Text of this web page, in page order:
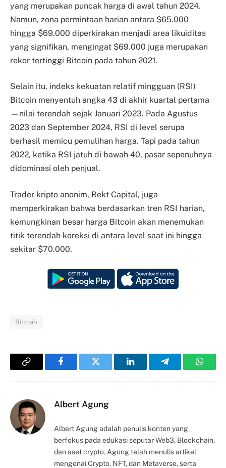
yang merupakan puncak harga di awal tahun 2024.
Namun, zona permintaan harian antara $65.000
hingga $69.000 diperkirakan menjadi area likuiditas
yang signifikan, mengingat $69.000 juga merupakan
rekor tertinggi Bitcoin pada tahun 2021.
Selain itu, indeks kekuatan relatif mingguan (RSI)
Bitcoin menyentuh angka 43 di akhir kuartal pertama
—nilai terendah sejak Januari 2023. Pada Agustus
2023 dan September 2024, RSI di level serupa
berhasil memicu pemulihan harga. Tapi pada tahun
2022, ketika RSI jatuh di bawah 40, pasar sepenuhnya
didominasi oleh penjual.
Trader kripto anonim, Rekt Capital, juga
memperkirakan bahwa berdasarkan tren RSI harian,
kemungkinan besar harga Bitcoin akan menemukan
titik terendah koreksi di antara level saat ini hingga
sekitar $70.000.
Bitcoin
Copy
FacebookTwitter LinkedInTelegram
Albert Agung
Albert Agung adalah penulis konten yang
berfokus pada edukasi seputar Web3, Blockchain,
dan aset crypto. Agung telah menulis artikel
mengenai Crypto, NFT, dan Metaverse, serta